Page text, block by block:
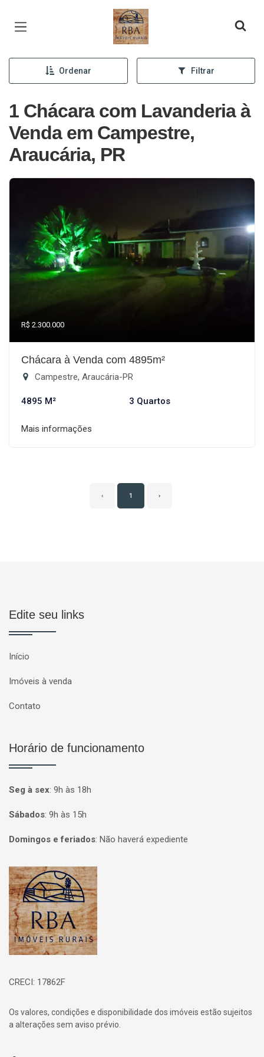
Página inicial
Ordenar Filtrar
1 Chácara com Lavanderia à
Venda em Campestre,
Araucária, PR
R$ 2.300.000
Chácara à Venda com 4895m²
Campestre, Araucária-PR
4895 M² 3 Quartos
Mais informações
‹ 1 ›
Edite seu links
Início
Imóveis à venda
Contato
Horário de funcionamento
Seg à sex: 9h às 18h
Sábados: 9h às 15h
Domingos e feriados: Não haverá expediente
Página inicial
CRECI: 17862F
Os valores, condições e disponibilidade dos imóveis estão sujeitos
a alterações sem aviso prévio.